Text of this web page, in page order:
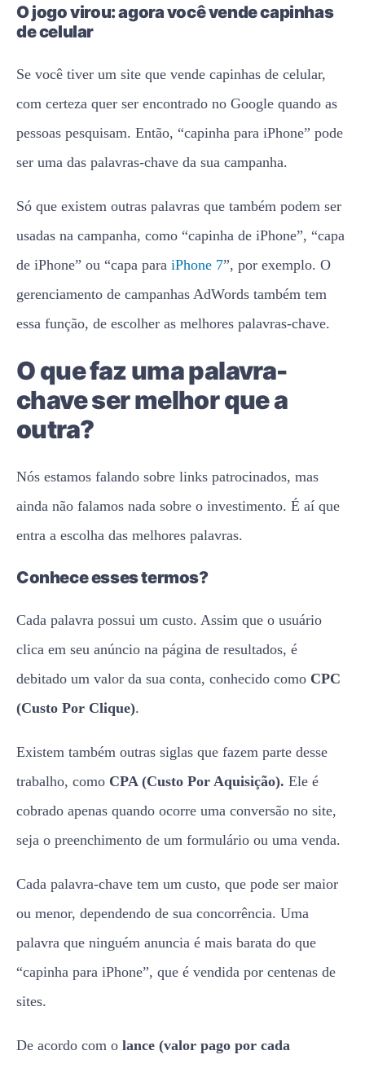
O jogo virou: agora você vende capinhas
de celular
Se você tiver um site que vende capinhas de celular,
com certeza quer ser encontrado no Google quando as
pessoas pesquisam. Então, “capinha para iPhone” pode
ser uma das palavras-chave da sua campanha.
Só que existem outras palavras que também podem ser
usadas na campanha, como “capinha de iPhone”, “capa
de iPhone” ou “capa para iPhone 7”, por exemplo. O
gerenciamento de campanhas AdWords também tem
essa função, de escolher as melhores palavras-chave.
O que faz uma palavra-
chave ser melhor que a
outra?
Nós estamos falando sobre links patrocinados, mas
ainda não falamos nada sobre o investimento. É aí que
entra a escolha das melhores palavras.
Conhece esses termos?
Cada palavra possui um custo. Assim que o usuário
clica em seu anúncio na página de resultados, é
debitado um valor da sua conta, conhecido como CPC
(Custo Por Clique).
Existem também outras siglas que fazem parte desse
trabalho, como CPA (Custo Por Aquisição). Ele é
cobrado apenas quando ocorre uma conversão no site,
seja o preenchimento de um formulário ou uma venda.
Cada palavra-chave tem um custo, que pode ser maior
ou menor, dependendo de sua concorrência. Uma
palavra que ninguém anuncia é mais barata do que
“capinha para iPhone”, que é vendida por centenas de
sites.
De acordo com o lance (valor pago por cada